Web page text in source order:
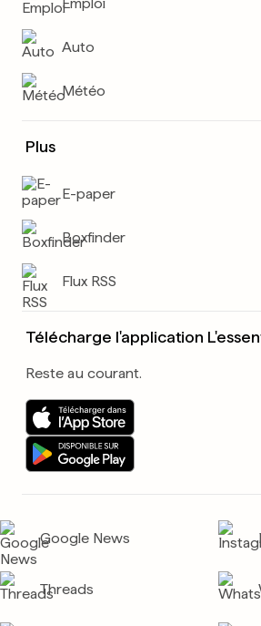
Auto
Météo
Plus
E-paper
Boxfinder
Flux RSS
Télécharge l'application
Reste au courant.
Google News
Threads